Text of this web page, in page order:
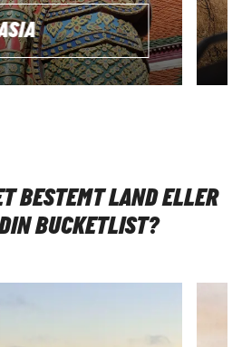
BESTEMT LAND ELLER
BUCKETLIST?